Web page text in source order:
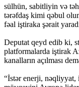
sülhün, sabitliyin və
tərəfdaş kimi qəbul
fəal iştiraka şərait
Deputat qeyd edib ki,
platformalarda iştirak
kanalların açılması
“İstər enerji, nəqliyyat,